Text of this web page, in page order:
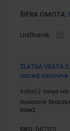
ŠIFRA OMOTA:
Udžbenik
ZLATNA
razred osnovne
Autor(i): Sonja
Nakladnik:
DOM2
567123